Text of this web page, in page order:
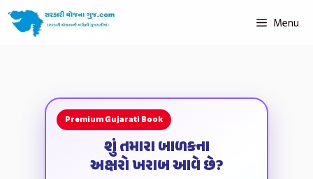
Menu
Premium Gujarati Book
શું તમારા બાળકના
અક્ષરો ખરાબ આવે છે?